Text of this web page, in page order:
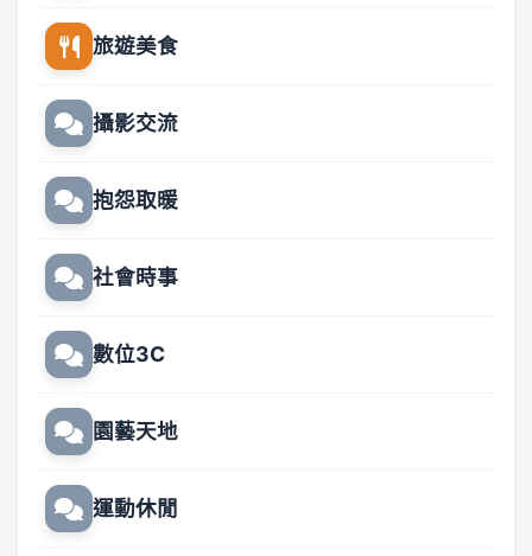
旅遊美食
攝影交流
抱怨取暖
社會時事
數位3C
園藝天地
運動休閒